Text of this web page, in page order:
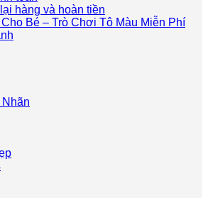
hàng và hoàn tiền
Bé – Trò Chơi Tô Màu Miễn Phí
Nhãn